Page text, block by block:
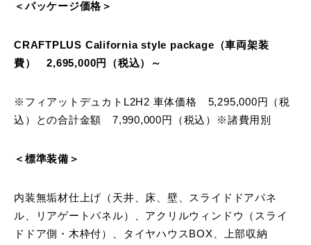
＜パッケージ価格＞
CRAFTPLUS California style package（車両架装
費） 2,695,000円（税込）～
※フィアットデュカトL2H2 車体価格 5,295,000円（税
込）との合計金額 7,990,000円（税込）※諸費用別
＜標準装備＞
内装無垢材仕上げ（天井、床、壁、スライドドアパネ
ル、リアゲートパネル）、アクリルウィンドウ（スライ
ドドア側・木枠付）、タイヤハウスBOX、上部収納